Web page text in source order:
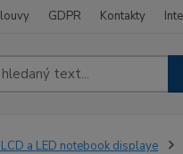
GDPR Kontakty
LCD a LED notebook displaye